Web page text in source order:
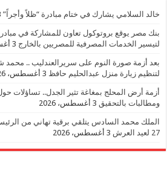
خالد السلامي يشارك في ختام مبادرة “ظلاً وأجراً” 3
بنك مصر يوقع بروتوكول تعاون للمشاركة في
لتيسير الخدمات المصرفية للمصريين بالخارج 3 أغسطس، 2026
بعد أزمة صورة النوم على سريرالعندليب ..
لتنظيم زيارة منزل عبدالحليم حافظ 3 أغسطس، 2026
أزمة أرض المحلج بمغاغة تثير الجدل.. تساؤلات
ومطالبات بالتحقيق 3 أغسطس، 2026
الملك محمد السادس يتلقي برقية تهاني من
27 لعيد العرش
3 أغسطس، 2026